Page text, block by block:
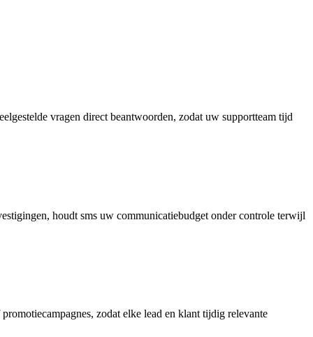
vragen direct beantwoorden, zodat uw supportteam tijd
houdt sms uw communicatiebudget onder controle terwijl
zodat elke lead en klant tijdig relevante